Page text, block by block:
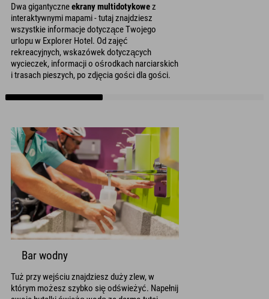
Dwa gigantyczneekrany multidotykowez
interaktywnymi mapami - tutaj znajdziesz
wszystkie informacje dotyczące Twojego
urlopu w Explorer Hotel. Od zajęć
rekreacyjnych, wskazówek dotyczących
wycieczek, informacji o ośrodkach narciarskich
i trasach pieszych, po zdjęcia gości dla gości.
Bar wodny
Tuż przy wejściu znajdziesz duży zlew, w
którym możesz szybko się odświeżyć. Napełnij